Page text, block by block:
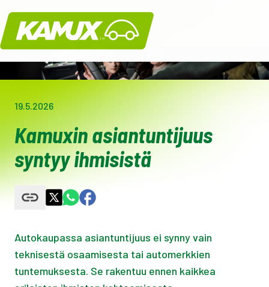
Kamux
19.5.2026
Kamuxin asiantuntijuus
syntyy ihmisistä
Autokaupassa asiantuntijuus ei synny vain
teknisestä osaamisesta tai automerkkien
tuntemuksesta. Se rakentuu ennen kaikkea